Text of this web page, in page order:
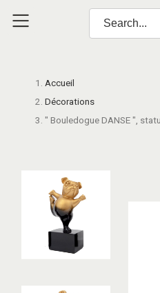
Accueil
Décorations
" Bouledogue DANSE ",